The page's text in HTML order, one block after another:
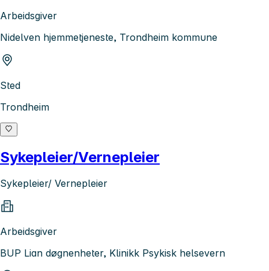
Arbeidsgiver
Nidelven hjemmetjeneste, Trondheim kommune
Sted
Trondheim
Sykepleier/Vernepleier
Sykepleier/ Vernepleier
Arbeidsgiver
BUP Lian døgnenheter, Klinikk Psykisk helsevern